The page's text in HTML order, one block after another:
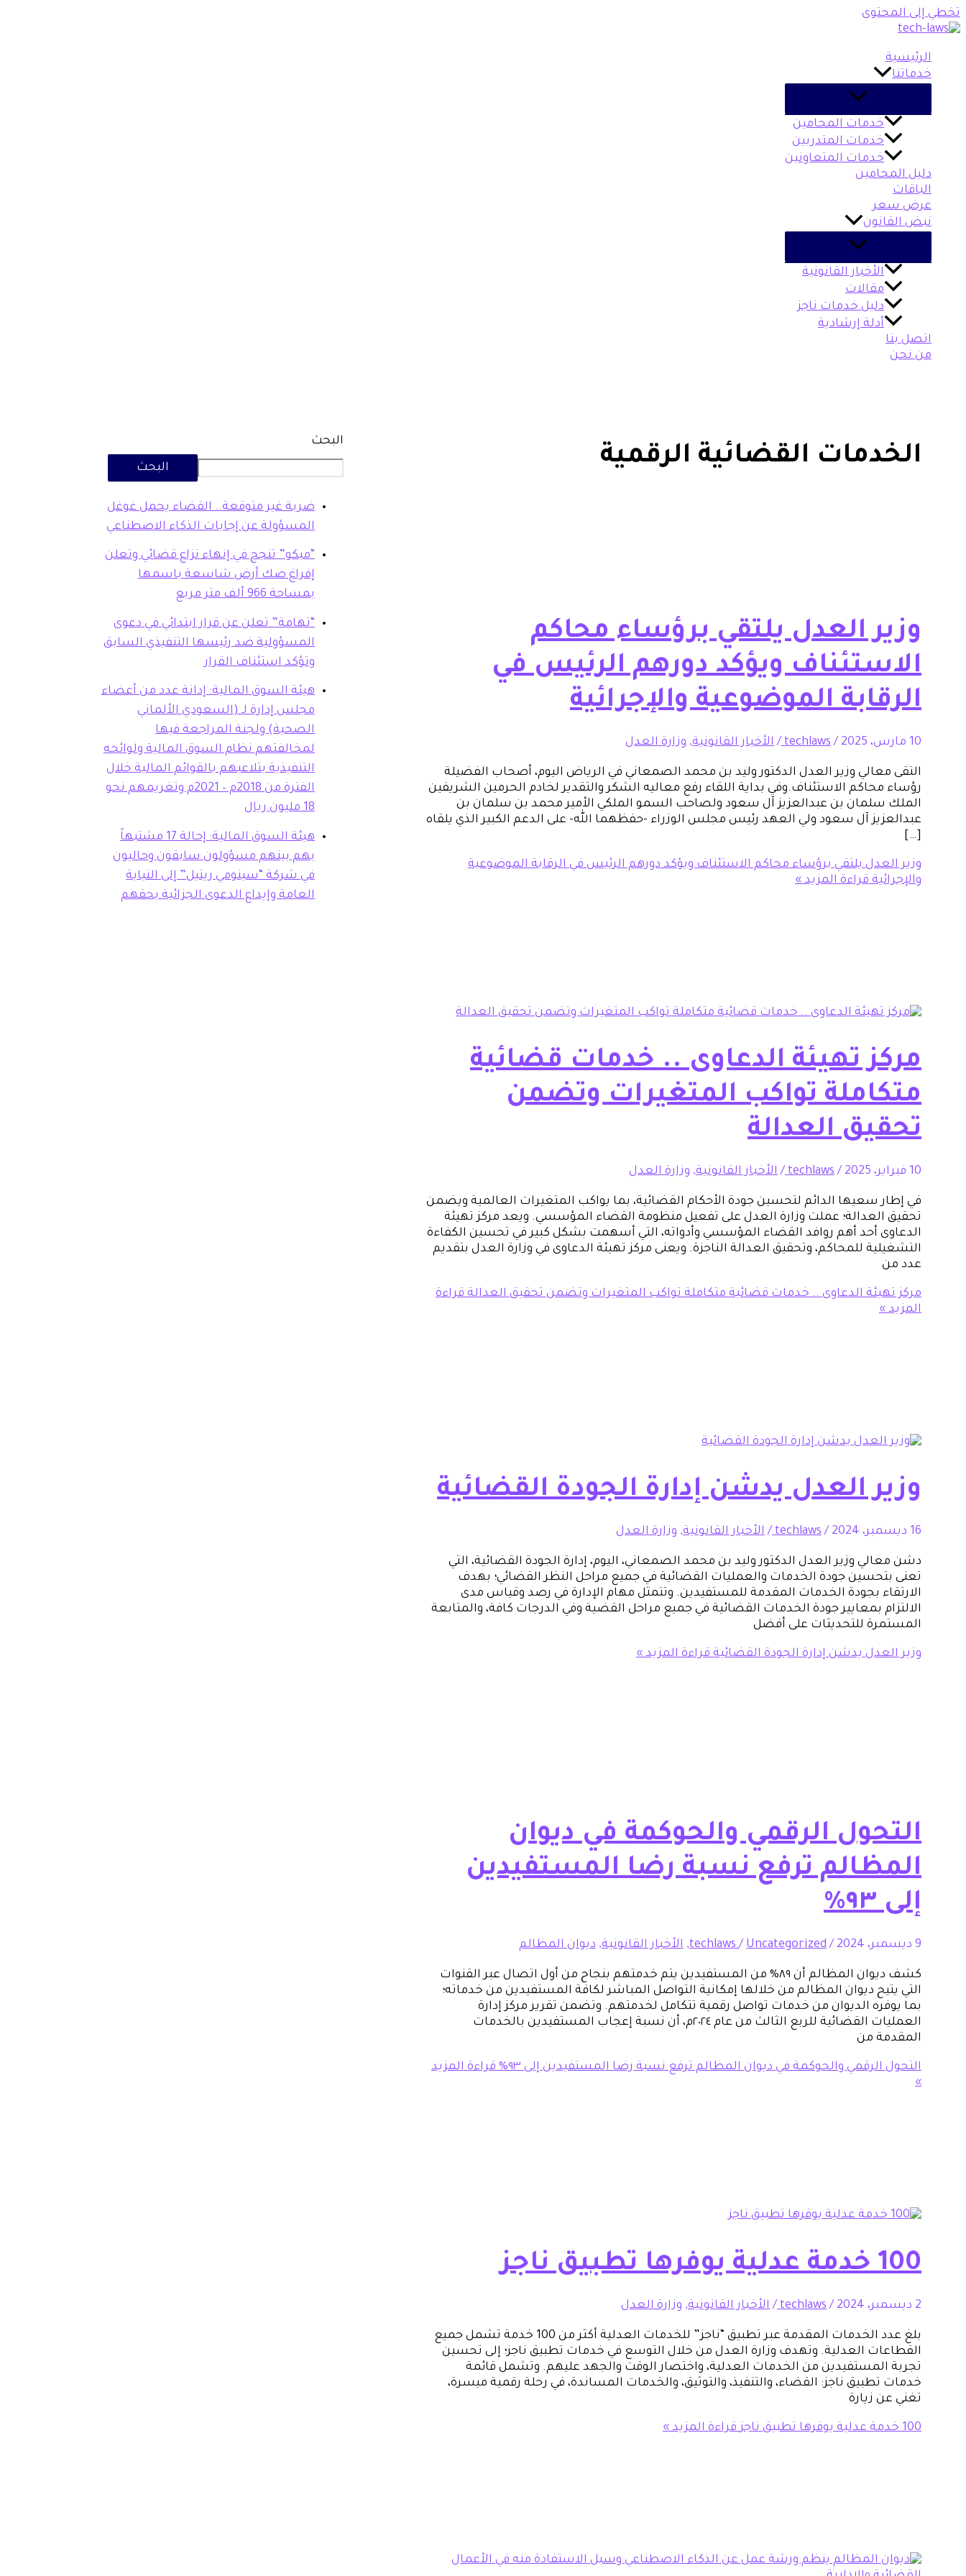
تخطي إلى المحتوى
الرئيسية
خدماتنا
خدمات المحامين
خدمات المتدربين
خدمات المتعاونين
دليل المحامين
الباقات
عرض سعر
نبض القانون
الأخبار القانونية
مقالات
دليل خدمات ناجز
أدلة إرشادية
اتصل بنا
من نحن
الخدمات القضائية الرقمية
وزير العدل يلتقي برؤساء محاكم
الاستئناف ويؤكد دورهم الرئيس في
الرقابة الموضوعية والإجرائية
10 مارس، 2025 /
techlaws
/الأخبار القانونية, وزارة العدل
التقى معالي وزير العدل الدكتور وليد بن محمد الصمعاني في الرياض اليوم، أصحاب الفضيلة
رؤساء محاكم الاستئناف.وفي بداية اللقاء رفع معاليه الشكر والتقدير لخادم الحرمين الشريفين
الملك سلمان بن عبدالعزيز آل سعود ولصاحب السمو الملكي الأمير محمد بن سلمان بن
عبدالعزيز آل سعود ولي العهد رئيس مجلس الوزراء -حفظهما الله- على الدعم الكبير الذي يلقاه
[…]
وزير العدل يلتقي برؤساء محاكم الاستئناف ويؤكد دورهم الرئيس في الرقابة الموضوعية
والإجرائيةقراءة المزيد »
مركز تهيئة الدعاوى .. خدمات قضائية
متكاملة تواكب المتغيرات وتضمن
تحقيق العدالة
10 فبراير، 2025 /
techlaws
/الأخبار القانونية, وزارة العدل
في إطار سعيها الدائم لتحسين جودة الأحكام القضائية، بما يواكب المتغيرات العالمية ويضمن
تحقيق العدالة؛ عملت وزارة العدل على تفعيل منظومة القضاء المؤسسي. ويعد مركز تهيئة
الدعاوى أحد أهم روافد القضاء المؤسسي وأدواته، التي أسهمت بشكل كبير في تحسين الكفاءة
التشغيلية للمحاكم، وتحقيق العدالة الناجزة. ويعنى مركز تهيئة الدعاوى في وزارة العدل بتقديم
عدد من
مركز تهيئة الدعاوى .. خدمات قضائية متكاملة تواكب المتغيرات وتضمن تحقيق العدالةقراءة
المزيد »
وزير العدل يدشن إدارة الجودة القضائية
16 ديسمبر، 2024 /
techlaws
/الأخبار القانونية, وزارة العدل
دشن معالي وزير العدل الدكتور وليد بن محمد الصمعاني، اليوم، إدارة الجودة القضائية، التي
تعنى بتحسين جودة الخدمات والعمليات القضائية في جميع مراحل النظر القضائي؛ بهدف
الارتقاء بجودة الخدمات المقدمة للمستفيدين. وتتمثل مهام الإدارة في رصد وقياس مدى
الالتزام بمعايير جودة الخدمات القضائية في جميع مراحل القضية وفي الدرجات كافة، والمتابعة
المستمرة للتحديثات على أفضل
وزير العدل يدشن إدارة الجودة القضائيةقراءة المزيد »
التحول الرقمي والحوكمة في ديوان
المظالم ترفع نسبة رضا المستفيدين
إلى ٩٣%
9 ديسمبر، 2024 /
techlaws/ Uncategorized
, الأخبار القانونية, ديوان المظالم
كشف ديوان المظالم أن ٨٩% من المستفيدين يتم خدمتهم بنجاح من أول اتصال عبر القنوات
التي يتيح ديوان المظالم من خلالها إمكانية التواصل المباشر لكافة المستفيدين من خدماته؛
بما يوفره الديوان من خدمات تواصل رقمية تتكامل لخدمتهم. وتضمن تقرير مركز إدارة
العمليات القضائية للربع الثالث من عام ٢٠٢٤م، أن نسبة إعجاب المستفيدين بالخدمات
المقدمة من
التحول الرقمي والحوكمة في ديوان المظالم ترفع نسبة رضا المستفيدين إلى ٩٣%
قراءة المزيد
»
100 خدمة عدلية يوفرها تطبيق ناجز
2 ديسمبر، 2024 /
techlaws
/الأخبار القانونية, وزارة العدل
بلغ عدد الخدمات المقدمة عبر تطبيق “ناجز” للخدمات العدلية أكثر من 100 خدمة تشمل جميع
القطاعات العدلية. وتهدف وزارة العدل من خلال التوسع في خدمات تطبيق ناجز؛ إلى تحسين
تجربة المستفيدين من الخدمات العدلية، واختصار الوقت والجهد عليهم. وتشمل قائمة
خدمات تطبيق ناجز: القضاء، والتنفيذ، والتوثيق، والخدمات المساندة، في رحلة رقمية ميسرة،
تغني عن زيارة
100 خدمة عدلية يوفرها تطبيق ناجز قراءة المزيد »
البحث
البحث
ضربة غير متوقعة.. القضاء يحمل غوغل
المسؤولة عن إجابات الذكاء الاصطناعي
“مبكو” تنجح في إنهاء نزاع قضائي وتعلن
إفراغ صك أرض شاسعة باسمها
بمساحة 966 ألف متر مربع
“تهامة” تعلن عن قرار ابتدائي في دعوى
المسؤولية ضد رئيسها التنفيذي السابق
وتؤكد استئناف القرار
هيئة السوق المالية: إدانة عدد من أعضاء
مجلس إدارة لـ (السعودي الألماني
الصحية) ولجنة المراجعة فيها
لمخالفتهم نظام السوق المالية ولوائحه
التنفيذية بتلاعبهم بالقوائم المالية خلال
الفترة من 2018م – 2021م وتغريمهم نحو
18 مليون ريال
هيئة السوق المالية: إحالة 17 مشتبهاً
بهم بينهم مسؤولون سابقون وحاليون
في شركة “سينومي ريتيل” إلى النيابة
العامة وإيداع الدعوى الجزائية بحقهم